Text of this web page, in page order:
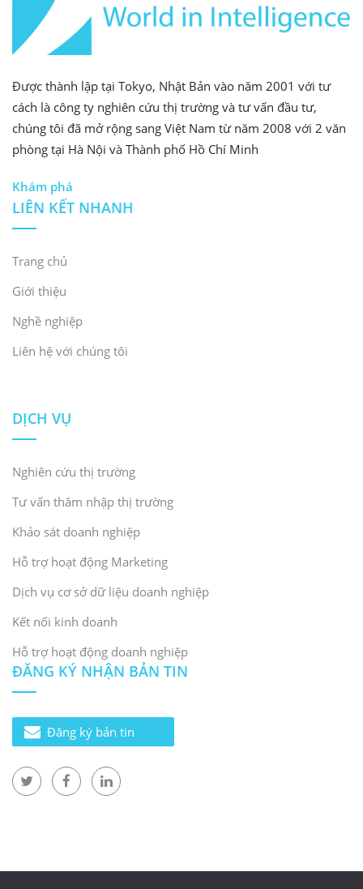
Được thành lập tại Tokyo, Nhật Bản vào năm 2001 với tư
cách là công ty nghiên cứu thị trường và tư vấn đầu tư,
chúng tôi đã mở rộng sang Việt Nam từ năm 2008 với 2 văn
phòng tại Hà Nội và Thành phố Hồ Chí Minh
Khám phá
LIÊN KẾT NHANH
Trang chủ
Giới thiệu
Nghề nghiệp
Liên hệ với chúng tôi
DỊCH VỤ
Nghiên cứu thị trường
Tư vấn thâm nhập thị trường
Khảo sát doanh nghiệp
Hỗ trợ hoạt động Marketing
Dịch vụ cơ sở dữ liệu doanh nghiệp
Kết nối kinh doanh
Hỗ trợ hoạt động doanh nghiệp
ĐĂNG KÝ NHẬN BẢN TIN
Đăng ký bản tin